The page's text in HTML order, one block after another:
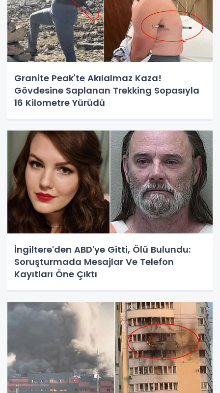
Granite Peak'te Akılalmaz Kaza!
Gövdesine Saplanan Trekking Sopasıyla
16 Kilometre Yürüdü
İngiltere'den ABD'ye Gitti, Ölü Bulundu:
Soruşturmada Mesajlar Ve Telefon
Kayıtları Öne Çıktı